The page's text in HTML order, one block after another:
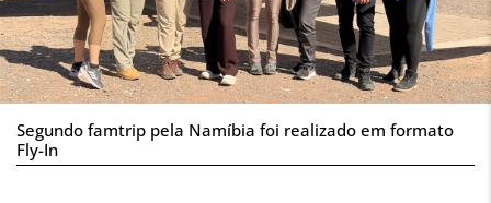
Segundo famtrip pela Namíbia foi realizado em formato
Fly-In